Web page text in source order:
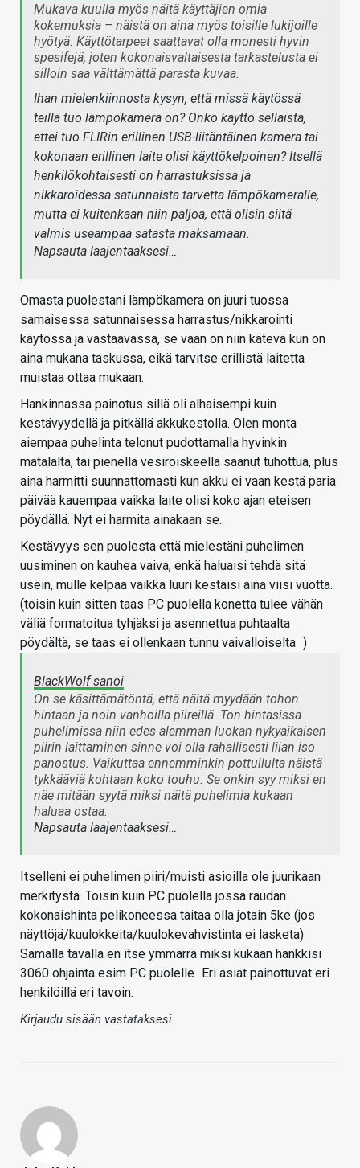
Mukava kuulla myös näitä käyttäjien omia
kokemuksia – näistä on aina myös toisille lukijoille
hyötyä. Käyttötarpeet saattavat olla monesti hyvin
spesifejä, joten kokonaisvaltaisesta tarkastelusta ei
silloin saa välttämättä parasta kuvaa.
Ihan mielenkiinnosta kysyn, että missä käytössä
teillä tuo lämpökamera on? Onko käyttö sellaista,
ettei tuo FLIRin erillinen USB-liitäntäinen kamera tai
kokonaan erillinen laite olisi käyttökelpoinen? Itsellä
henkilökohtaisesti on harrastuksissa ja
nikkaroidessa satunnaista tarvetta lämpökameralle,
mutta ei kuitenkaan niin paljoa, että olisin siitä
valmis useampaa satasta maksamaan.
Napsauta laajentaaksesi…
Omasta puolestani lämpökamera on juuri tuossa
samaisessa satunnaisessa harrastus/nikkarointi
käytössä ja vastaavassa, se vaan on niin kätevä kun on
aina mukana taskussa, eikä tarvitse erillistä laitetta
muistaa ottaa mukaan.
Hankinnassa painotus sillä oli alhaisempi kuin
kestävyydellä ja pitkällä akkukestolla. Olen monta
aiempaa puhelinta telonut pudottamalla hyvinkin
matalalta, tai pienellä vesiroiskeella saanut tuhottua, plus
aina harmitti suunnattomasti kun akku ei vaan kestä paria
päivää kauempaa vaikka laite olisi koko ajan eteisen
pöydällä. Nyt ei harmita ainakaan se.
Kestävyys sen puolesta että mielestäni puhelimen
uusiminen on kauhea vaiva, enkä haluaisi tehdä sitä
usein, mulle kelpaa vaikka luuri kestäisi aina viisi vuotta.
(toisin kuin sitten taas PC puolella konetta tulee vähän
väliä formatoitua tyhjäksi ja asennettua puhtaalta
pöydältä, se taas ei ollenkaan tunnu vaivalloiselta )
BlackWolf sanoi
On se käsittämätöntä, että näitä myydään tohon
hintaan ja noin vanhoilla piireillä. Ton hintasissa
puhelimissa niin edes alemman luokan nykyaikaisen
piirin laittaminen sinne voi olla rahallisesti liian iso
panostus. Vaikuttaa ennemminkin pottuilulta näistä
tykkääviä kohtaan koko touhu. Se onkin syy miksi en
näe mitään syytä miksi näitä puhelimia kukaan
haluaa ostaa.
Napsauta laajentaaksesi…
Itselleni ei puhelimen piiri/muisti asioilla ole juurikaan
merkitystä. Toisin kuin PC puolella jossa raudan
kokonaishinta pelikoneessa taitaa olla jotain 5ke (jos
näyttöjä/kuulokkeita/kuulokevahvistinta ei lasketa)
Samalla tavalla en itse ymmärrä miksi kukaan hankkisi
3060 ohjainta esim PC puolelle Eri asiat painottuvat eri
henkilöillä eri tavoin.
Kirjaudu sisään vastataksesi